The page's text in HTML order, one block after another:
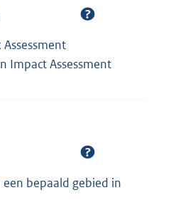
Impact Assessment
bepaald gebied in